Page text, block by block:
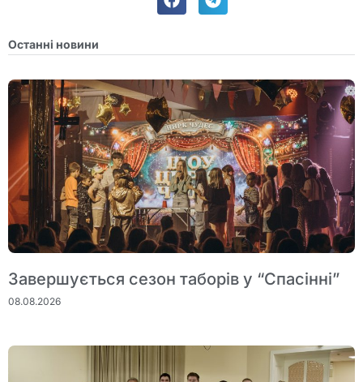
Останні новини
Завершується сезон таборів у “Спасінні”
08.08.2026